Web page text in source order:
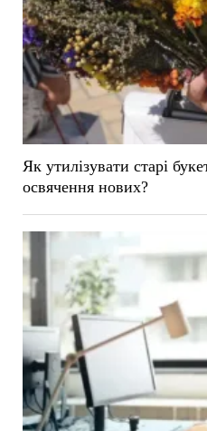
Як утилізувати старі
освячення нових?